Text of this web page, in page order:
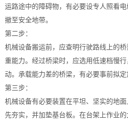
运路途中的障碍物，有必要设专人照看
撤至安全地带。
第二步：
机械设备搬运前，应查明行驶路线上的
重能力。经过桥梁时，应选用低速档慢
动。承载能力差的桥梁，有必要事前拟定
第三步：
机械设备有必要装置在平坦、坚实的地
先夯实，并加垫基台板。在台架上作业